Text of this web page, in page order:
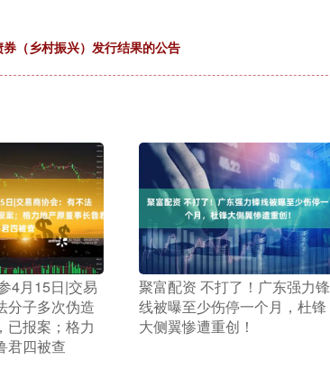
（乡村振兴）发行结果的公告
4月15日|交易
分子多次伪造
已报案；格力
君四被查
​聚富配资 不打了！广东强力锋
线被曝至少伤停一个月，杜锋
大侧翼惨遭重创！